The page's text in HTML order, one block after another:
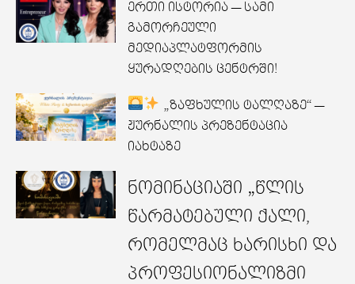
ერთი ისტორია — სამი
გამორჩეული
მედიაპლატფორმის
ყურადღების ცენტრში!
„ზაფხულის ტალღაზე“ —
ჟურნალის პრეზენტაცია
იახტაზე
ნომინაციაში „წლის
წარმატებული ქალი,
რომელმაც ხარისხი და
პროფესიონალიზმი